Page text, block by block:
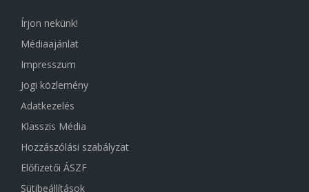
Írjon nekünk!
Médiaajánlat
Impresszum
Jogi közlemény
Adatkezelés
Klasszis Média
Hozzászólási szabályzat
Előfizetői ÁSZF
Sütibeállítások